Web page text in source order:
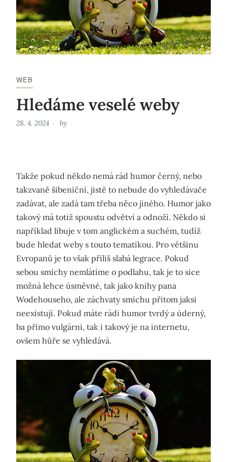
WEB
Hledáme veselé weby
28. 4. 2024 by
Takže pokud někdo nemá rád humor černý, nebo
takzvaně šibeniční, jistě to nebude do vyhledávače
zadávat, ale zadá tam třeba něco jiného. Humor jako
takový má totiž spoustu odvětví a odnoží. Někdo si
například libuje v tom anglickém a suchém, tudíž
bude hledat weby s touto tematikou. Pro většinu
Evropanů je to však příliš slabá legrace. Pokud
sebou smíchy nemlátíme o podlahu, tak je to sice
možná lehce úsměvné, tak jako knihy pana
Wodehouseho, ale záchvaty smíchu přitom jaksi
neexistují. Pokud máte rádi humor tvrdý a úderný,
ba přímo vulgární, tak i takový je na internetu,
ovšem hůře se vyhledává.